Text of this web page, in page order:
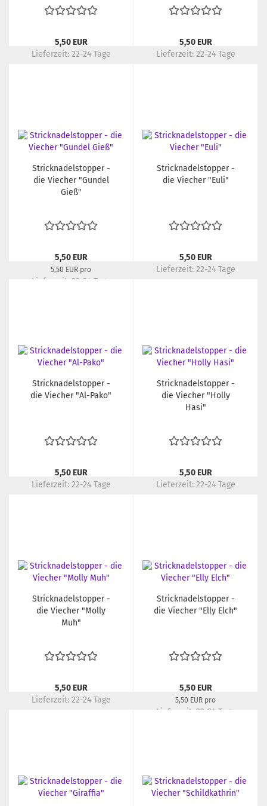
5,50 EUR
Lieferzeit: 22-24 Tage
5,50 EUR
Lieferzeit: 22-24 Tage
Stricknadelstopper -
die Viecher "Gundel
Gieß"
5,50 EUR
5,50 EUR pro
Lieferzeit: 22-24 Tage
Stricknadelstopper -
die Viecher "Euli"
5,50 EUR
Lieferzeit: 22-24 Tage
Stricknadelstopper -
die Viecher "Al-Pako"
5,50 EUR
Lieferzeit: 22-24 Tage
Stricknadelstopper -
die Viecher "Holly
Hasi"
5,50 EUR
Lieferzeit: 22-24 Tage
Stricknadelstopper -
die Viecher "Molly
Muh"
5,50 EUR
Lieferzeit: 22-24 Tage
Stricknadelstopper -
die Viecher "Elly Elch"
5,50 EUR
5,50 EUR pro
Lieferzeit: 22-24 Tage